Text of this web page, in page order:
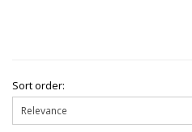
Sort order: